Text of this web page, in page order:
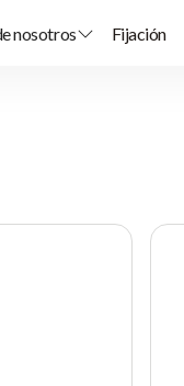
nosotros Fijación